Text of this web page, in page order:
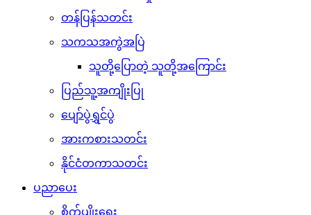
တန်ပြန်သတင်း
သကသအကွဲအပြဲ
သူတို့ပြောတဲ့ သူတို့အကြောင်း
ပြည်သူ့အကျိုးပြု
ပျော်ပွဲရွှင်ပွဲ
အားကစားသတင်း
နိုင်ငံတကာသတင်း
ပညာပေး
စိုက်ပျိုးရေး